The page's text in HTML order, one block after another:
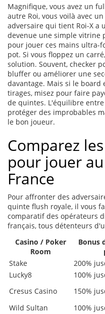
Magnifique, vous avez un
autre Roi, vous voilà avec
adversaire qui tient Roi-X a
devenue une simple vitrine
pour jouer ces mains ultra-
pot. Si vous floppez un
solution. Souvent, checker
bluffer ou améliorer une
davantage. Mais si le board
tirages, misez pour faire
de quintes. L'équilibre
protéger des improbables
le bon joueur.
Comparez
pour jouer
France
Pour affronter des
quinte flush royale, il vous
comparatif des opérateurs
français, tous détenteurs
Casino / Poker
Room
Bonus
Stake
200%
Lucky8
100%
Cresus Casino
150%
Wild Sultan
100%